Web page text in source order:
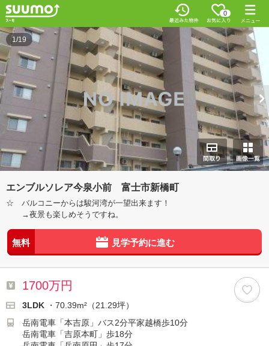
0
1/19
エンブルソレア今泉小前 富士市新橋町
☆ バルコニーからは駿河湾が一望出来ます！
→夜景も楽しめそうですね。
無料 見学予約に進む
1700万円
3LDK
・70.39m²（21.29坪）
岳南電車「本吉原」バス2分平家越橋歩10分
岳南電車「吉原本町」歩18分